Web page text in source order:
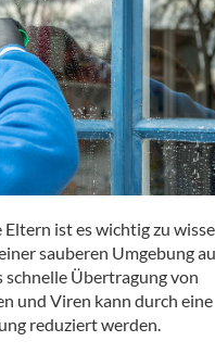
ist es wichtig zu
sauberen Umgebung
schnelle Übertragung von
und Viren kann durch eine
reduziert werden.